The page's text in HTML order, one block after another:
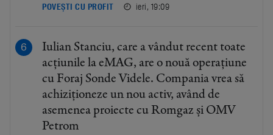
POVEȘTI CU PROFIT ieri, 19:09
Iulian Stanciu, care a vândut recent toate
acțiunile la eMAG, are o nouă operațiune
cu Foraj Sonde Videle. Compania vrea să
achiziționeze un nou activ, având de
asemenea proiecte cu Romgaz și OMV
Petrom